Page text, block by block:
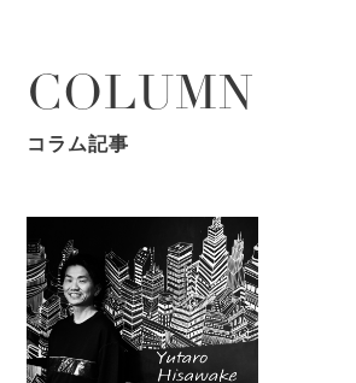
COLUMN
コラム記事